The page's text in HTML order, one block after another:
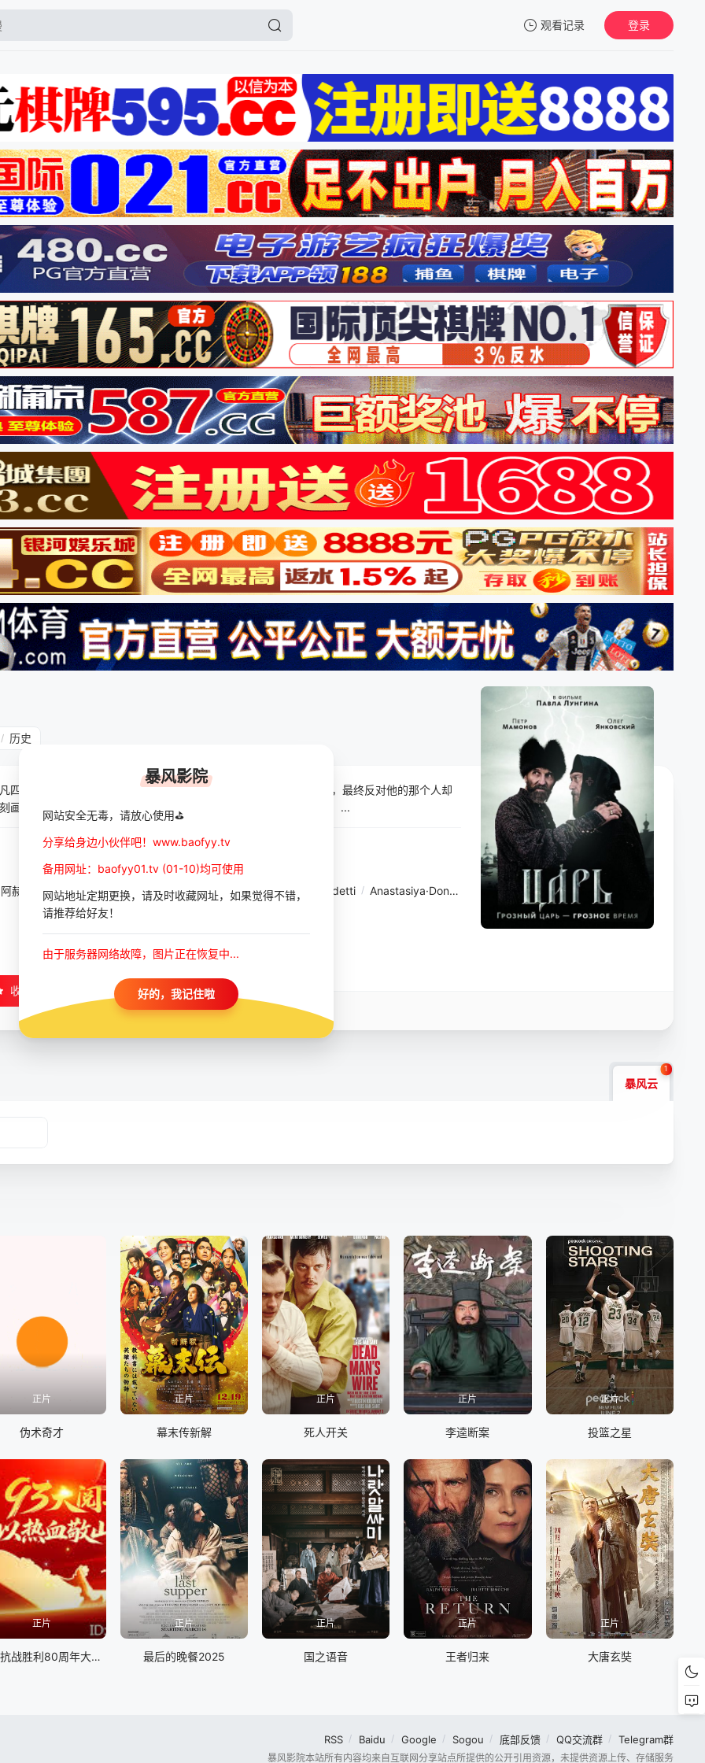
观看记录
暂无观看影片的记录
登录
/ 历史
四世为主人公，讲述了16世纪的俄罗斯，他以残暴的手段统治全国，最终反对他的那个人却
画了伊凡四世的内心世界。伊凡四世在俄罗斯历史上有着深远影响，...
阿赫洛贝斯金 / 彼得·马莫诺夫 / 奥列格·扬科夫斯基 / Aleksei·Frandetti / Anastasiya·Dontsova 尤里·库兹涅佐夫 / Artyom·Mazunov
收藏
暴风云
1
正片
伪术奇才
正片
幕末传新解
正片
死人开关
正片
李逵断案
正片
投篮之星
正片
纪念抗战胜利80周年大阅兵
正片
最后的晚餐2025
正片
国之语音
正片
王者归来
正片
大唐玄奘
RSS Baidu Google Sogou 底部反馈 QQ交流群 Telegram群
暴风影院本站所有内容均来自互联网分享站点所提供的公开引用资源，未提供资源上传、存储服务
暴风影院
网站安全无毒，请放心使用⛳
分享给身边小伙伴吧！www.baofyy.tv
备用网址：baofyy01.tv (01-10)均可使用
网站地址定期更换，请及时收藏网址，如果觉得不错，
请推荐给好友！
由于服务器网络故障，图片正在恢复中...
好的，我记住啦